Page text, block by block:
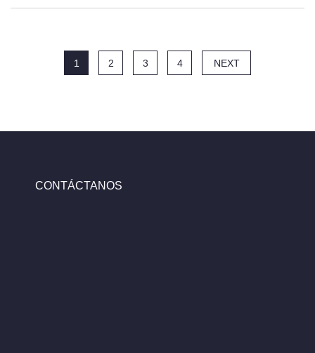
1 2 3 4 NEXT
CONTÁCTANOS